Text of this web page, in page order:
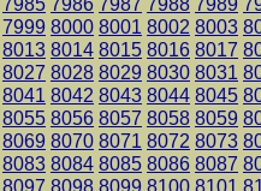
7999 8000 8001 8002 8003
8013 8014 8015 8016 8017
8027 8028 8029 8030 8031
8041 8042 8043 8044 8045
8055 8056 8057 8058 8059
8069 8070 8071 8072 8073
8083 8084 8085 8086 8087
8097 8098 8099 8100 8101